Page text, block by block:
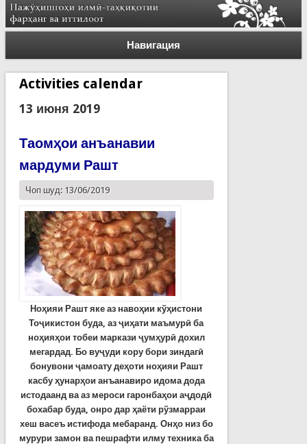
Навигация
Activities calendar
13 июня 2019
Таомҳои анъанавии
мардуми Рашт
Чоп шуд: 13/06/2019
Ноҳияи Рашт яке аз навоҳии кўҳистони
Тоҷикистон буда, аз ҷиҳати маъмурӣ ба
ноҳияҳои тобеи маркази ҷумҳурӣ дохил
мегардад. Бо вуҷуди кору бори зиндагӣ
бонувони ҷамоату деҳоти ноҳияи Рашт
касбу ҳунарҳои анъанавиро идома дода
истодаанд ва аз мероси гаронбаҳои аҷдодӣ
бохабар буда, онро дар ҳаёти рўзмарраи
хеш васеъ истифода мебаранд. Онҳо низ бо
мурури замон ва пешрафти илму техника ба